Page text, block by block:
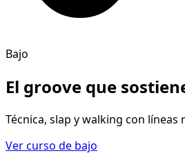
Bajo
El groove que
Técnica, slap y walking con líneas
Ver curso de bajo